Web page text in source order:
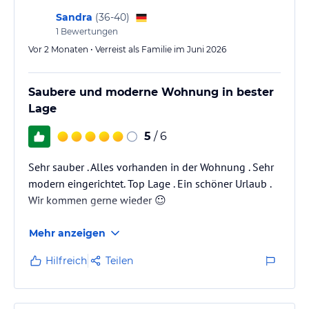
Sandra (36-40)
1 Bewertungen
Vor 2 Monaten • Verreist als Familie im Juni 2026
Saubere und moderne Wohnung in bester
Lage
5 / 6
Sehr sauber . Alles vorhanden in der Wohnung . Sehr
modern eingerichtet. Top Lage . Ein schöner Urlaub .
Wir kommen gerne wieder ☺️
Mehr anzeigen
Hilfreich Teilen